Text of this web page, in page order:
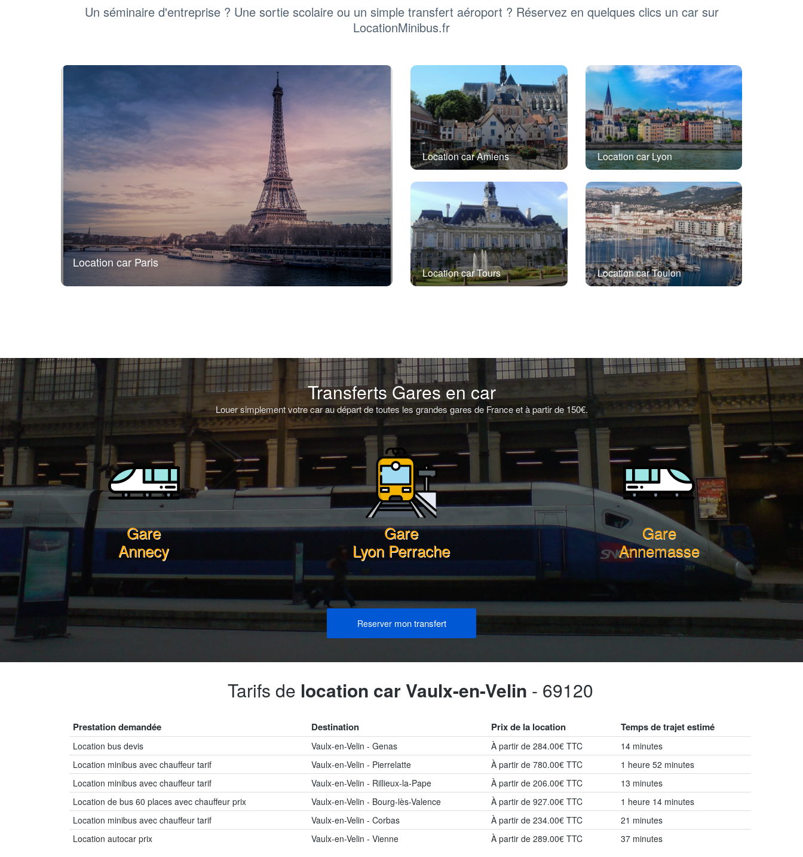
Un séminaire d'entreprise ? Une sortie scolaire ou un simple transfert aéroport ? Réservez en quelques clics un car sur
LocationMinibus.fr
Location car Paris
Location car Amiens Location car Lyon
Location car Tours Location car Toulon
Transferts Gares en car
Louer simplement votre car au départ de toutes les grandes gares de France et à partir de 150€.
Gare
Annecy
Gare
Lyon Perrache
Gare
Annemasse
Reserver mon transfert
Tarifs de location car Vaulx-en-Velin - 69120
Prestation demandée Destination Prix de la location Temps de trajet estimé
Location bus devis Vaulx-en-Velin - Genas À partir de 284.00€ TTC
14 minutes
Location minibus avec chauffeur tarif
Vaulx-en-Velin - Pierrelatte À partir de 780.00€ TTC
1 heure 52 minutes
Location minibus avec chauffeur tarif
Vaulx-en-Velin - Rillieux-la-Pape À partir de 206.00€ TTC
13 minutes
Location de bus 60 places avec chauffeur prix
Vaulx-en-Velin - Bourg-lès-Valence À partir de 927.00€ TTC
1 heure 14 minutes
Location minibus avec chauffeur tarif
Vaulx-en-Velin - Corbas À partir de 234.00€ TTC
21 minutes
Location autocar prix
Vaulx-en-Velin - Vienne À partir de 289.00€ TTC 37 minutes